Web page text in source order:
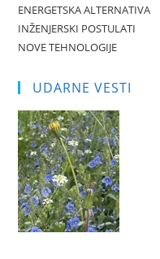
ENERGETSKA ALTERNATIVA
INŽENJERSKI POSTULATI
NOVE TEHNOLOGIJE
UDARNE VESTI